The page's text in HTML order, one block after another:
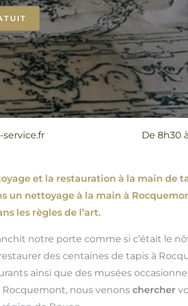
De 8h30
et la restauration à la main de
un nettoyage à la main à
les règles de l’art.
notre porte comme si c’était le
des centaines de tapis à
ainsi que des musées
Rocquemont, nous venons chercher